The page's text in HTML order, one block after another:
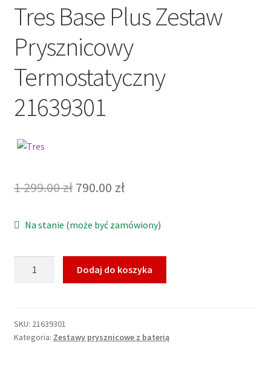
Tres Base Plus Zestaw
Prysznicowy
Termostatyczny
21639301
1 299.00zł Pierwotna
wynosiła:
1
299.00 zł.
790.00 złAktualna
wynosi:
790.00 zł.
Na stanie (może być zamówiony)
Zestaw
Prysznicowy
Dodaj do koszyka
SKU: 21639301
Kategoria: Zestawy prysznicowe z baterią